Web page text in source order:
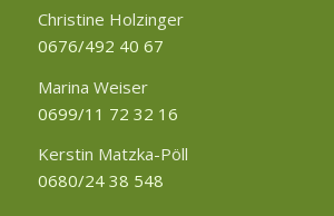
Christine Holzinger
0676/492 40 67
Marina Weiser
0699/11 72 32 16
Kerstin Matzka-Pöll
0680/24 38 548